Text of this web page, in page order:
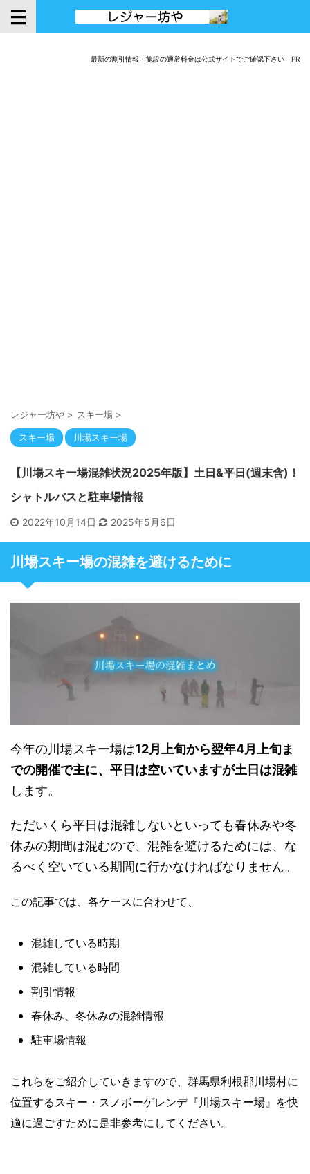
最新の割引情報・施設の通常料金は公式サイトでご確認下さい PR
レジャー坊や > スキー場 >
スキー場 川場スキー場
【川場スキー場混雑状況2025年版】土日&平日(週末含)！
シャトルバスと駐車場情報
2022年10月14日 2025年5月6日
川場スキー場の混雑を避けるために
今年の川場スキー場は12月上旬から翌年4月上旬ま
での開催で主に、平日は空いていますが土日は混雑
します。
ただいくら平日は混雑しないといっても春休みや冬
休みの期間は混むので、混雑を避けるためには、な
るべく空いている期間に行かなければなりません。
この記事では、各ケースに合わせて、
混雑している時期
混雑している時間
割引情報
春休み、冬休みの混雑情報
駐車場情報
これらをご紹介していきますので、群馬県利根郡川場村に
位置するスキー・スノボーゲレンデ『川場スキー場』を快
適に過ごすために是非参考にしてください。